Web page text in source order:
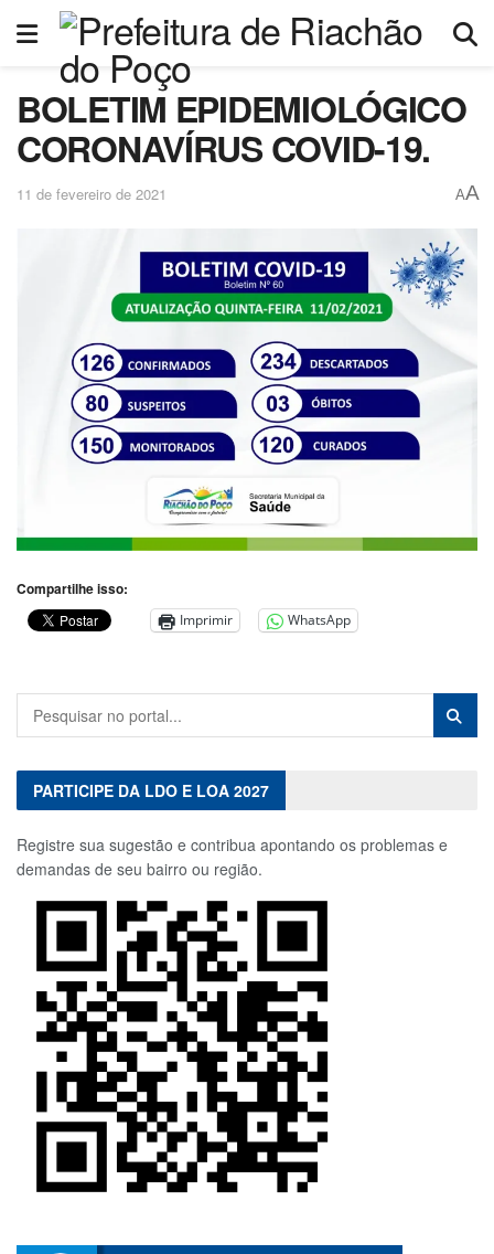
BOLETIM EPIDEMIOLÓGICO
CORONAVÍRUS COVID-19.
11 de fevereiro de 2021 AA
Compartilhe isso:
Imprimir WhatsApp
PARTICIPE DA LDO E LOA 2027
Registre sua sugestão e contribua apontando os problemas e
demandas de seu bairro ou região.